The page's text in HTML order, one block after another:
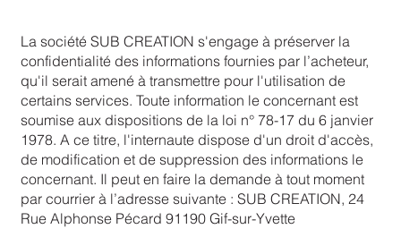
La société SUB CREATION s'engage à préserver la
confidentialité des informations fournies par l’acheteur,
qu'il serait amené à transmettre pour l'utilisation de
certains services. Toute information le concernant est
soumise aux dispositions de la loi n° 78-17 du 6 janvier
1978. A ce titre, l'internaute dispose d'un droit d'accès,
de modification et de suppression des informations le
concernant. Il peut en faire la demande à tout moment
par courrier à l’adresse suivante : SUB CREATION, 24
Rue Alphonse Pécard 91190 Gif-sur-Yvette